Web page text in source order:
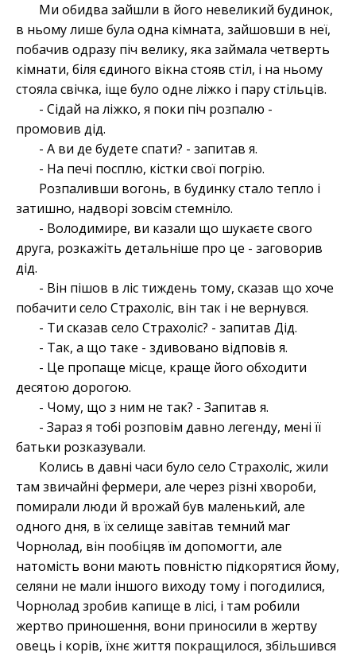
Ми обидва зайшли в його невеликий будинок,
в ньому лише була одна кімната, зайшовши в неї,
побачив одразу піч велику, яка займала четверть
кімнати, біля єдиного вікна стояв стіл, і на ньому
стояла свічка, іще було одне ліжко і пару стільців.
- Сідай на ліжко, я поки піч розпалю -
промовив дід.
- А ви де будете спати? - запитав я.
- На печі посплю, кістки свої погрію.
Розпаливши вогонь, в будинку стало тепло і
затишно, надворі зовсім стемніло.
- Володимире, ви казали що шукаєте свого
друга, розкажіть детальніше про це - заговорив
дід.
- Він пішов в ліс тиждень тому, сказав що хоче
побачити село Страхоліс, він так і не вернувся.
- Ти сказав село Страхоліс? - запитав Дід.
- Так, а що таке - здивовано відповів я.
- Це пропаще місце, краще його обходити
десятою дорогою.
- Чому, що з ним не так? - Запитав я.
- Зараз я тобі розповім давно легенду, мені її
батьки розказували.
Колись в давні часи було село Страхоліс, жили
там звичайні фермери, але через різні хвороби,
помирали люди й врожай був маленький, але
одного дня, в їх селище завітав темний маг
Чорнолад, він пообіцяв їм допомогти, але
натомість вони мають повністю підкорятися йому,
селяни не мали іншого виходу тому і погодилися,
Чорнолад зробив капище в лісі, і там робили
жертво приношення, вони приносили в жертву
овець і корів, їхнє життя покращилося, збільшився